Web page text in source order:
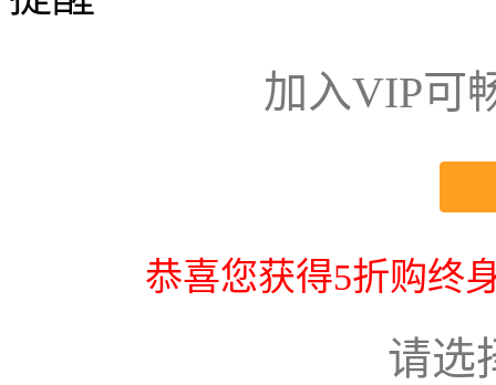
加入VIP可
恭喜您获得5折购终
请选